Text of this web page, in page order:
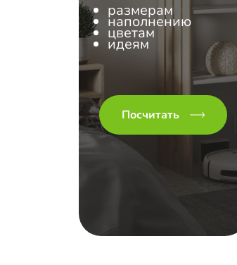
размерам
наполнению
цветам
идеям
Посчитать